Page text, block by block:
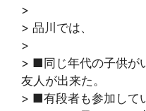
>
> 品川では、
>
> ■同じ年代の子供が
友人が出来た。
> ■有段者も参加して